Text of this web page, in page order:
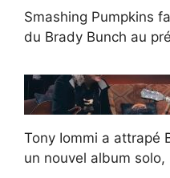
Smashing Pumpkins
du Brady Bunch au
Tony Iommi a attrapé
un nouvel album